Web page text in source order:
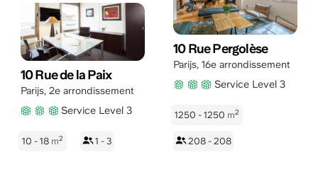
10 Rue de la Paix
Parijs, 2e arrondissement
Service Level 3
10 - 18 m2 1 - 3
10 Rue Pergolèse
Parijs, 16e arrondissement
Service Level 3
1250 - 1250 m2
208 - 208